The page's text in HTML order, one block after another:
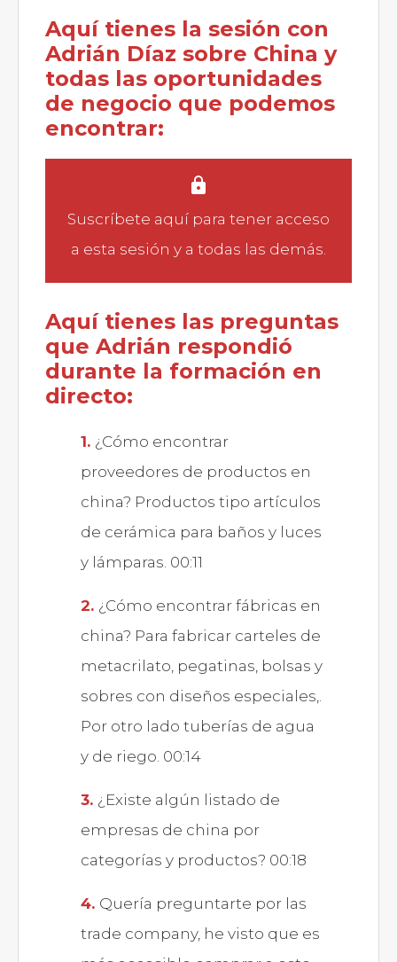
Aquí tienes la sesión con
Adrián Díaz sobre China y
todas las oportunidades
de negocio que podemos
encontrar:
Suscríbete aquí para tener acceso
a esta sesión y a todas las demás.
Aquí tienes las preguntas
que Adrián respondió
durante la formación en
directo:
¿Cómo encontrar
proveedores de productos en
china? Productos tipo artículos
de cerámica para baños y luces
y lámparas. 00:11
¿Cómo encontrar fábricas en
china? Para fabricar carteles de
metacrilato, pegatinas, bolsas y
sobres con diseños especiales,.
Por otro lado tuberías de agua
y de riego. 00:14
¿Existe algún listado de
empresas de china por
categorías y productos? 00:18
Quería preguntarte por las
trade company, he visto que es